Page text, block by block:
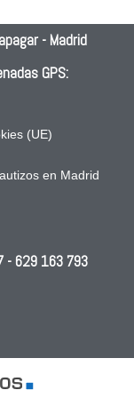
dad
- Madrid
GPS:
(UE)
en Madrid
- 629 163 793